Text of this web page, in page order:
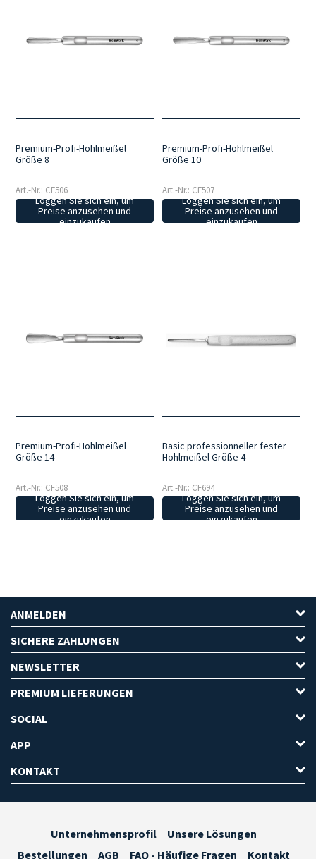
Premium-Profi-Hohlmeißel
Größe 8
Art.-Nr.: CF506
Loggen Sie sich ein, um
Preise anzusehen und
einzukaufen
Premium-Profi-Hohlmeißel
Größe 10
Art.-Nr.: CF507
Loggen Sie sich ein, um
Preise anzusehen und
einzukaufen
Premium-Profi-Hohlmeißel
Größe 14
Art.-Nr.: CF508
Loggen Sie sich ein, um
Preise anzusehen und
einzukaufen
Basic professionneller fester
Hohlmeißel Größe 4
Art.-Nr.: CF694
Loggen Sie sich ein, um
Preise anzusehen und
einzukaufen
ANMELDEN
SICHERE ZAHLUNGEN
NEWSLETTER
PREMIUM LIEFERUNGEN
SOCIAL
APP
KONTAKT
Unternehmensprofil
Unsere Lösungen
Bestellungen
AGB FAQ - Häufige Fragen Kontakt